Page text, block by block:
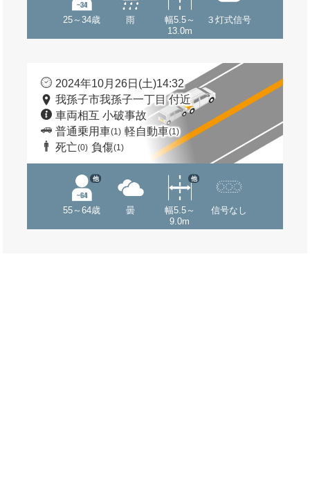
25～34歳 雨
幅5.5～
13.0m
３灯式信号
2024年10月26日(土)14:32
我孫子市我孫子一丁目 付近
車両相互 小破事故
普通乗用車(1) 軽自動車(1)
死亡(0) 負傷(1)
55～64歳
他
曇
幅5.5～
9.0m
他
信号なし